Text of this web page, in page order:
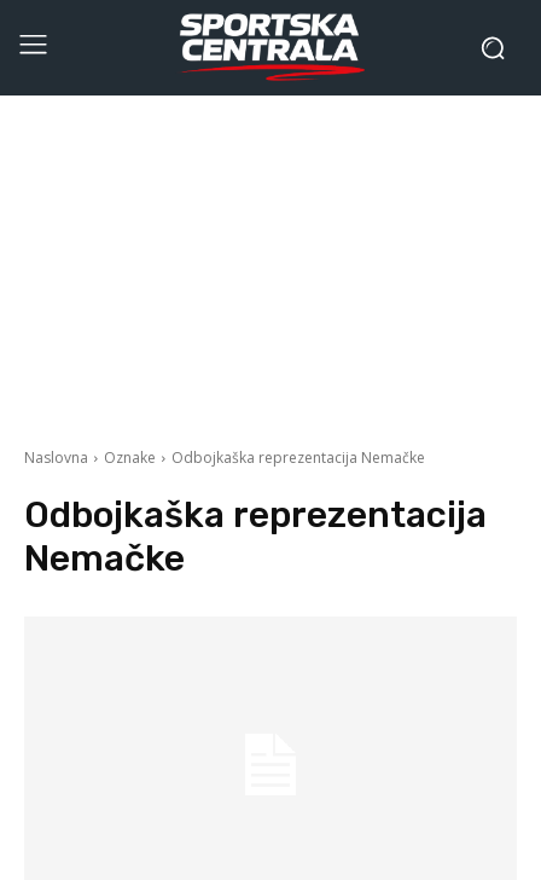
Naslovna Oznake Odbojkaška reprezentacija Nemačke
Odbojkaška reprezentacija
Nemačke